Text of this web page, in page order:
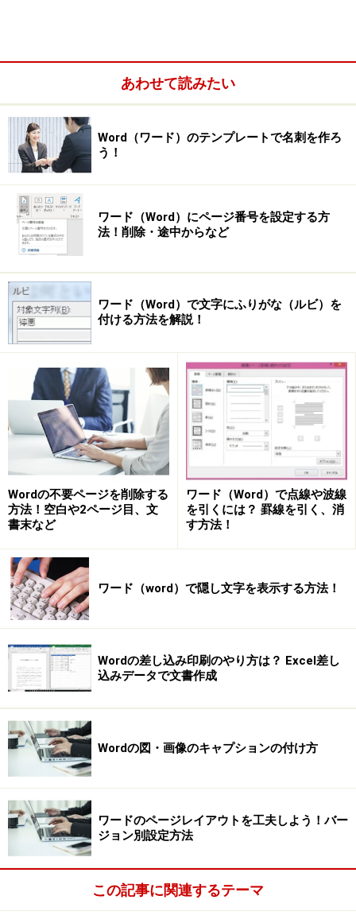
あわせて読みたい
Word（ワード）のテンプレートで名刺を作ろ
う！
ワード（Word）にページ番号を設定する方
法！削除・途中からなど
ワード（Word）で文字にふりがな（ルビ）を
付ける方法を解説！
Wordの不要ページを削除する
方法！空白や2ページ目、文
書末など
ワード（Word）で点線や波線
を引くには？ 罫線を引く、消
す方法！
ワード（word）で隠し文字を表示する方法！
Wordの差し込み印刷のやり方は？ Excel差し
込みデータで文書作成
Wordの図・画像のキャプションの付け方
ワードのページレイアウトを工夫しよう！バー
ジョン別設定方法
この記事に関連するテーマ